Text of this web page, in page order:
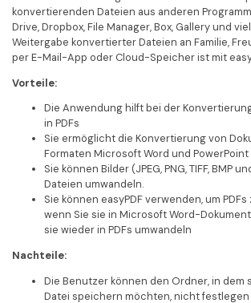
konvertierenden Dateien aus anderen
Drive, Dropbox, File Manager, Box, Gallery und
Weitergabe konvertierter Dateien an Familie,
per E-Mail-App oder Cloud-Speicher ist mit
Vorteile:
Die Anwendung hilft bei der
in PDFs
Sie ermöglicht die Konvertierung von
Formaten Microsoft Word und PowerPoint
Sie können Bilder (JPEG, PNG, TIFF, BMP
Dateien umwandeln.
Sie können easyPDF verwenden, um
wenn Sie sie in Microsoft Word-
sie wieder in PDFs umwandeln
Nachteile:
Die Benutzer können den Ordner, in dem
Datei speichern möchten, nicht festlegen